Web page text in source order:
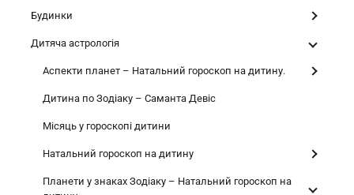
Будинки
Дитяча астрологія
Аспекти планет – Натальний гороскоп на дитину.
Дитина по Зодіаку – Саманта Девіс
Місяць у гороскопі дитини
Натальний гороскоп на дитину
Планети у знаках Зодіаку – Натальний гороскоп на